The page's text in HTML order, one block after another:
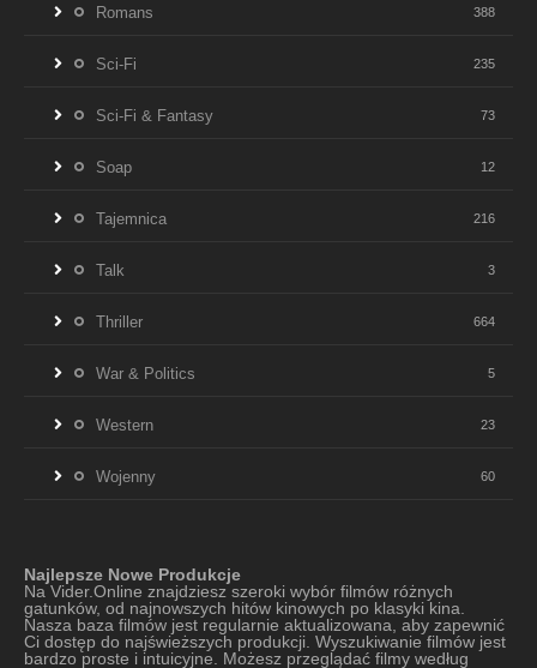
Romans 388
Sci-Fi 235
Sci-Fi & Fantasy 73
Soap 12
Tajemnica 216
Talk 3
Thriller 664
War & Politics 5
Western 23
Wojenny 60
Najlepsze Nowe Produkcje
Na Vider.Online znajdziesz szeroki wybór filmów różnych
gatunków, od najnowszych hitów kinowych po klasyki kina.
Nasza baza filmów jest regularnie aktualizowana, aby zapewnić
Ci dostęp do najświeższych produkcji. Wyszukiwanie filmów jest
bardzo proste i intuicyjne. Możesz przeglądać filmy według